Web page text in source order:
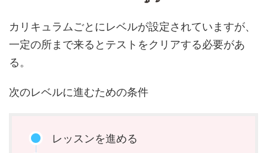
カリキュラムごとにレベルが設定されていますが、
一定の所まで来るとテストをクリアする必要があ
る。
次のレベルに進むための条件
レッスンを進める